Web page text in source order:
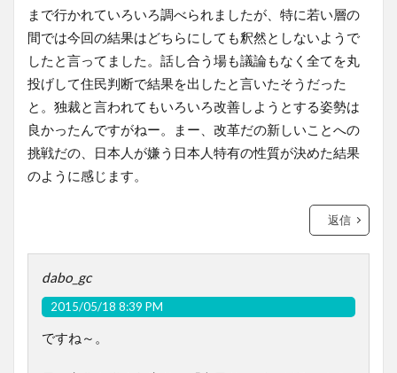
まで行かれていろいろ調べられましたが、特に若い層の
間では今回の結果はどちらにしても釈然としないようで
したと言ってました。話し合う場も議論もなく全てを丸
投げして住民判断で結果を出したと言いたそうだった
と。独裁と言われてもいろいろ改善しようとする姿勢は
良かったんですがねー。まー、改革だの新しいことへの
挑戦だの、日本人が嫌う日本人特有の性質が決めた結果
のように感じます。
返信
dabo_gc
2015/05/18 8:39 PM
ですね～。